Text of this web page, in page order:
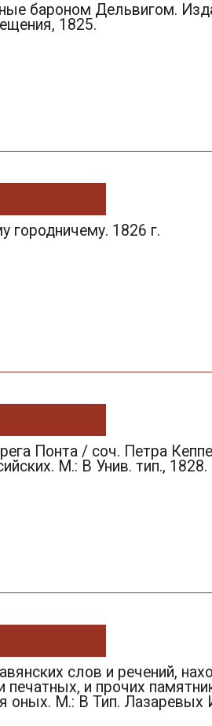
бароном Дельвигом.
1825.
городничему. 1826 г.
Понта / соч. Петра
М.: В Унив. тип., 1828.
слов и речений,
печатных, и прочих
оных. М.: В Тип.